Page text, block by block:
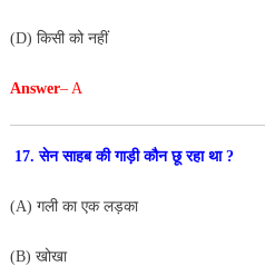
(D) किसी को नहीं
Answer– A
17. सेन साहब की गाड़ी कौन छू रहा था ?
(A) गली का एक लड़का
(B) खोखा